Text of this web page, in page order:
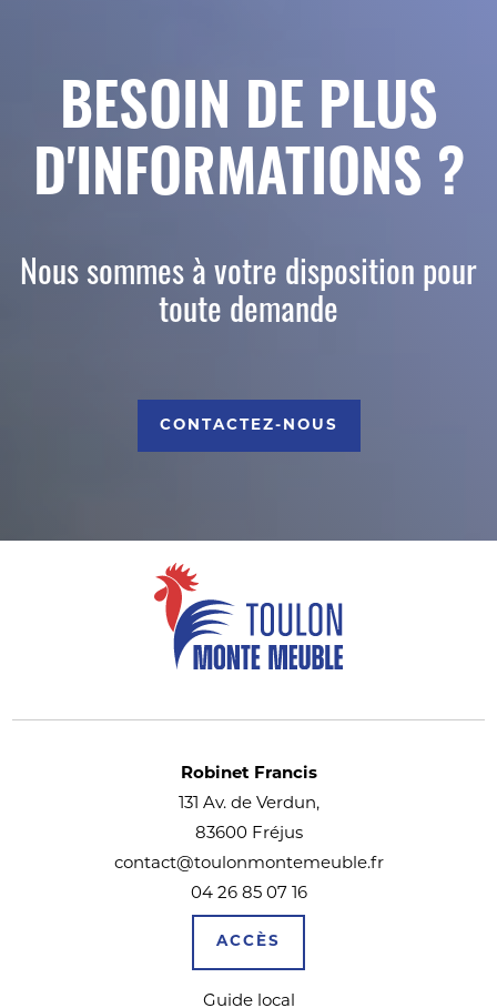
BESOIN DE PLUS
D'INFORMATIONS ?
Nous sommes à votre disposition pour
toute demande
CONTACTEZ-NOUS
Robinet Francis
131 Av. de Verdun,
83600 Fréjus
contact@toulonmontemeuble.fr
04 26 85 07 16
ACCÈS
Guide local